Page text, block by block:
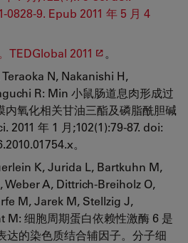
0828-9. Epub 2011 年 5 月 4
TEDGlobal 2011
。
N, Nakanishi H,
R: Min 小鼠肠道息肉形成过
内氧化相关甘油三酯及磷脂酰胆碱
2011 年 1 月;102(1):79-87. doi:
。
K, Jurida L, Bartkuhn M,
Weber A, Dittrich-Breiholz O,
M, Jarek M, Stellzig J,
M: 细胞周期蛋白依赖性激酶 6 是
达的染色质结合辅因子。分子细